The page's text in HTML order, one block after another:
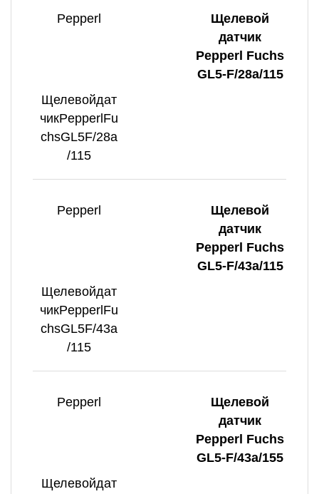
Pepperl
Щелевой
датчик
Pepperl Fuchs
GL5-F/28a/115
Щелевойдат
чикPepperlFu
chsGL5F/28a
/115
Pepperl
Щелевой
датчик
Pepperl Fuchs
GL5-F/43a/115
Щелевойдат
чикPepperlFu
chsGL5F/43a
/115
Pepperl
Щелевой
датчик
Pepperl Fuchs
GL5-F/43a/155
Щелевойдат